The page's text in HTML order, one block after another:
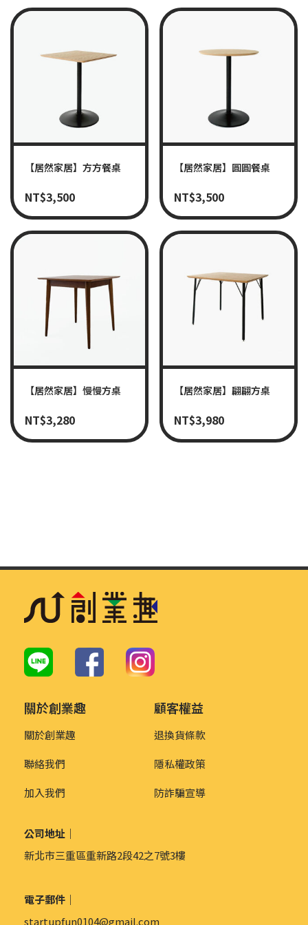
【居然家居】方方餐桌
NT$3,500
【居然家居】圓圓餐桌
NT$3,500
【居然家居】慢慢方桌
NT$3,280
【居然家居】翩翩方桌
NT$3,980
關於創業趣
關於創業趣
聯絡我們
加入我們
顧客權益
退換貨條款
隱私權政策
防詐騙宣導
公司地址｜
新北市三重區重新路2段42之7號3樓
電子郵件｜
startupfun0104@gmail.com